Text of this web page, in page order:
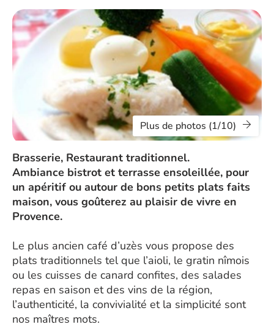
Plus de photos (1/10)
Brasserie, Restaurant traditionnel.
Ambiance bistrot et terrasse ensoleillée, pour
un apéritif ou autour de bons petits plats faits
maison, vous goûterez au plaisir de vivre en
Provence.
Le plus ancien café d’uzès vous propose des
plats traditionnels tel que l’aioli, le gratin nîmois
ou les cuisses de canard confites, des salades
repas en saison et des vins de la région,
l’authenticité, la convivialité et la simplicité sont
nos maîtres mots.